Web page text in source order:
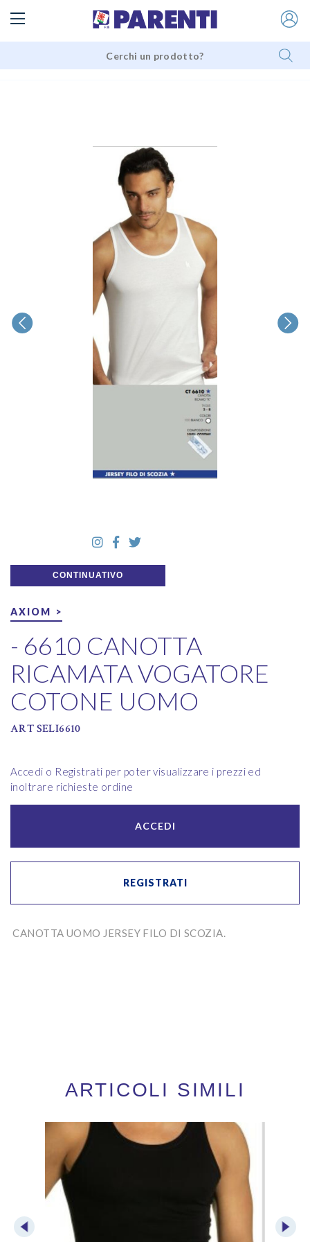
CONTINUATIVO
AXIOM >
- 6610 CANOTTA
RICAMATA VOGATORE
COTONE UOMO
ART SELI6610
Accedi o Registrati per poter visualizzare i prezzi ed
inoltrare richieste ordine
ACCEDI
REGISTRATI
CANOTTA UOMO JERSEY FILO DI SCOZIA.
ARTICOLI SIMILI